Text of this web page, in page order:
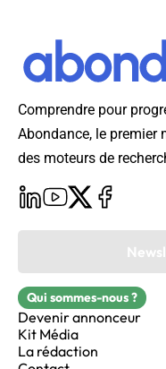
Comprendre pour
Abondance, le premier
des moteurs de
Qui sommes-nous ?
Devenir annonceur
Kit Média
La rédaction